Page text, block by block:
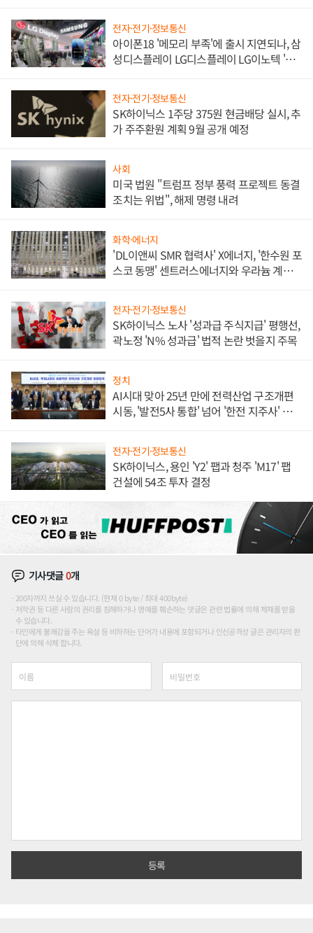
전자·전기·정보통신
아이폰18 '메모리 부족'에 출시 지연되나, 삼
성디스플레이 LG디스플레이 LG이노텍 '탈
전자·전기·정보통신
SK하이닉스 1주당 375원 현금배당 실시, 추
가 주주환원 계획 9월 공개 예정
사회
미국 법원 "트럼프 정부 풍력 프로젝트 동결
조치는 위법", 해제 명령 내려
화학·에너지
'DL이앤씨 SMR 협력사' X에너지, '한수원 포
스코 동맹' 센트러스에너지와 우라늄 계약
전자·전기·정보통신
SK하이닉스 노사 '성과급 주식지급' 평행선,
곽노정 'N% 성과급' 법적 논란 벗을지 주목
정치
AI시대 맞아 25년 만에 전력산업 구조개편
시동, '발전5사 통합' 넘어 '한전 지주사' 재편
전자·전기·정보통신
SK하이닉스, 용인 'Y2' 팹과 청주 'M17' 팹
건설에 54조 투자 결정
기사댓글0개
200자까지 쓰실 수 있습니다. (현재 0 byte / 최대 400byte)
저작권 등 다른 사람의 권리를 침해하거나 명예를 훼손하는 댓글은 관련 법률에 의해 제재를 받을
수 있습니다.
타인에게 불쾌감을 주는 욕설 등 비하하는 단어가 내용에 포함되거나 인신공격성 글은 관리자의 판
단에 의해 삭제 합니다.